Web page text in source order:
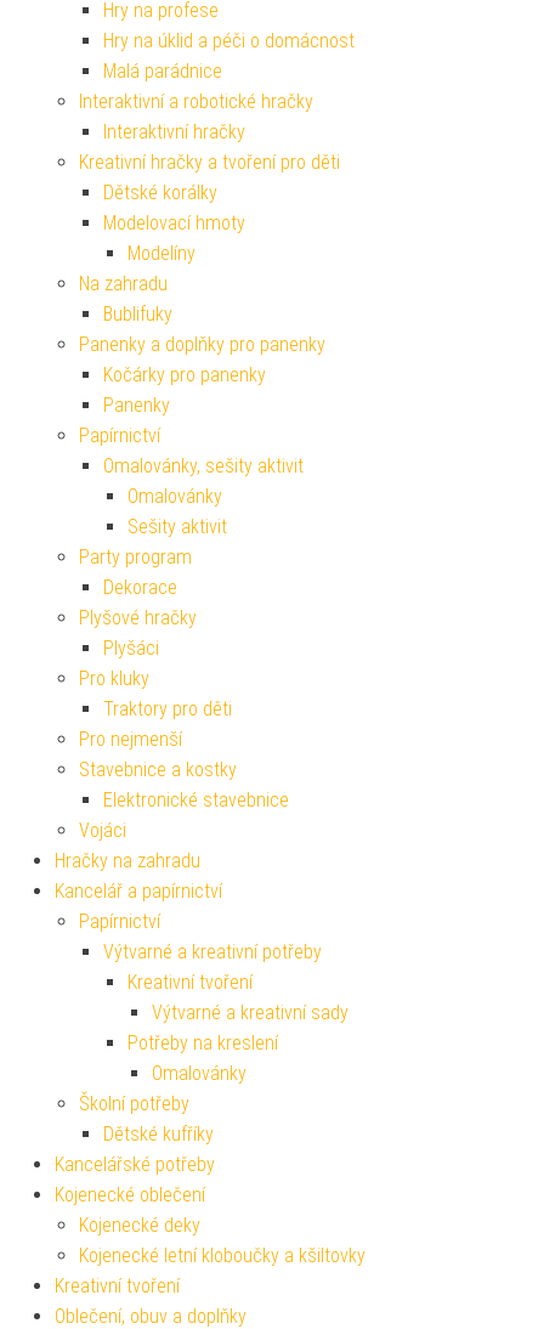
Hry na profese
Hry na úklid a péči o domácnost
Malá parádnice
Interaktivní a robotické hračky
Interaktivní hračky
Kreativní hračky a tvoření pro děti
Dětské korálky
Modelovací hmoty
Modelíny
Na zahradu
Bublifuky
Panenky a doplňky pro panenky
Kočárky pro panenky
Panenky
Papírnictví
Omalovánky, sešity aktivit
Omalovánky
Sešity aktivit
Party program
Dekorace
Plyšové hračky
Plyšáci
Pro kluky
Traktory pro děti
Pro nejmenší
Stavebnice a kostky
Elektronické stavebnice
Vojáci
Hračky na zahradu
Kancelář a papírnictví
Papírnictví
Výtvarné a kreativní potřeby
Kreativní tvoření
Výtvarné a kreativní sady
Potřeby na kreslení
Omalovánky
Školní potřeby
Dětské kufříky
Kancelářské potřeby
Kojenecké oblečení
Kojenecké deky
Kojenecké letní kloboučky a kšiltovky
Kreativní tvoření
Oblečení, obuv a doplňky